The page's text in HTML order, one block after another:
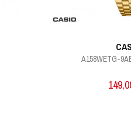
A158WETG-